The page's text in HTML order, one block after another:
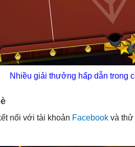
Nhiều giải thưởng hấp dẫn trong
nối với tài khoản Facebook và thử